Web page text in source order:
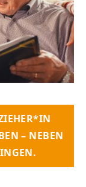
– NEBEN